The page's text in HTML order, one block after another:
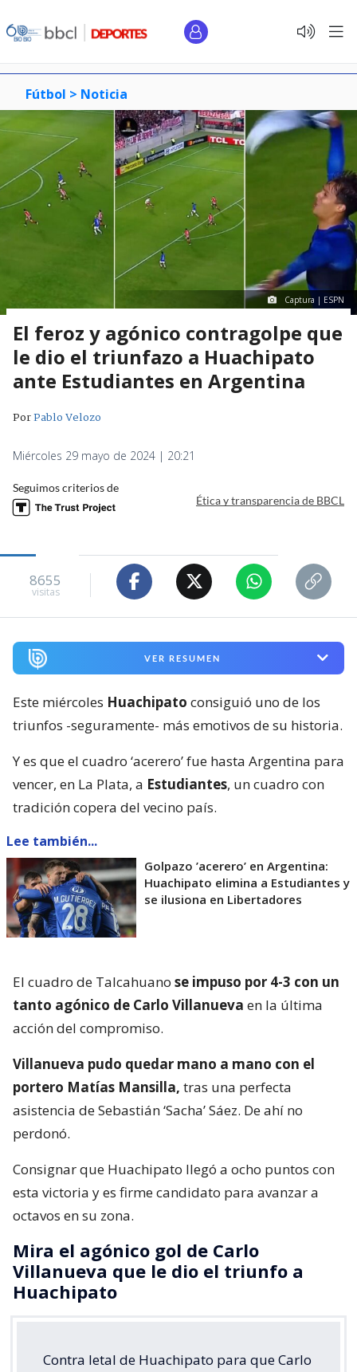
Fútbol > Noticia
Captura | ESPN
El feroz y agónico contragolpe que
le dio el triunfazo a Huachipato
ante Estudiantes en Argentina
PorPablo Velozo
Miércoles 29 mayo de 2024 | 20:21
Seguimos criterios de
Ética y transparencia de BBCL
8655
visitas
VER RESUMEN
Este miércoles Huachipato consiguió uno de los
triunfos -seguramente- más emotivos de su historia.
Y es que el cuadro ‘acerero’ fue hasta Argentina para
vencer, en La Plata, a Estudiantes, un cuadro con
tradición copera del vecino país.
Lee también...
Golpazo ’acerero’ en Argentina:
Huachipato elimina a Estudiantes y
se ilusiona en Libertadores
El cuadro de Talcahuano se impuso por 4-3 con un
tanto agónico de Carlo Villanueva en la última
acción del compromiso.
Villanueva pudo quedar mano a mano con el
portero Matías Mansilla, tras una perfecta
asistencia de Sebastián ‘Sacha’ Sáez. De ahí no
perdonó.
Consignar que Huachipato llegó a ocho puntos con
esta victoria y es firme candidato para avanzar a
octavos en su zona.
Mira el agónico gol de Carlo
Villanueva que le dio el triunfo a
Huachipato
Contra letal de Huachipato para que Carlo